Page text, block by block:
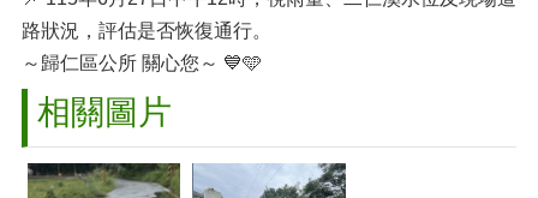
路狀況，評估是否恢復通行。
～歸仁區公所 關心您～ 💙🩵
相關圖片